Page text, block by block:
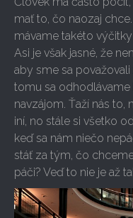
mať to, čo naozaj
mávame takéto
Asi je však jasné, že
aby sme sa
tomu sa
navzájom. Ťaží nás
iní, no stále si všetko
keď sa nám niečo
stáť za tým, čo
páči? Veď to nie je až